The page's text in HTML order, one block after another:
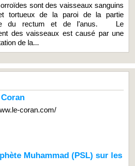
sont des vaisseaux sanguins
tortueux de la paroi de la partie
du rectum et de l’anus. Le
des vaisseaux est causé par une
de la...
coran.com/
Muhammad (PSL) sur les